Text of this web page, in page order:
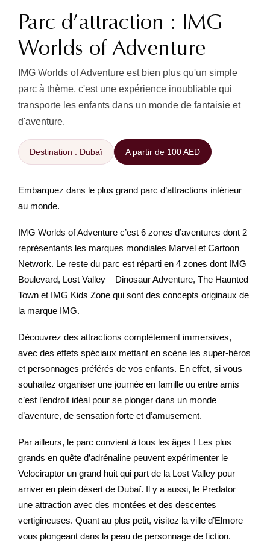
Parc d’attraction : IMG
Worlds of Adventure
IMG Worlds of Adventure est bien plus qu'un simple
parc à thème, c'est une expérience inoubliable qui
transporte les enfants dans un monde de fantaisie et
d'aventure.
Destination : Dubaï A partir de 100 AED
Embarquez dans le plus grand parc d’attractions intérieur
au monde.
IMG Worlds of Adventure c’est 6 zones d’aventures dont 2
représentants les marques mondiales Marvel et Cartoon
Network. Le reste du parc est réparti en 4 zones dont IMG
Boulevard, Lost Valley – Dinosaur Adventure, The Haunted
Town et IMG Kids Zone qui sont des concepts originaux de
la marque IMG.
Découvrez des attractions complètement immersives,
avec des effets spéciaux mettant en scène les super-héros
et personnages préférés de vos enfants. En effet, si vous
souhaitez organiser une journée en famille ou entre amis
c’est l’endroit idéal pour se plonger dans un monde
d’aventure, de sensation forte et d’amusement.
Par ailleurs, le parc convient à tous les âges ! Les plus
grands en quête d’adrénaline peuvent expérimenter le
Velociraptor un grand huit qui part de la Lost Valley pour
arriver en plein désert de Dubaï. Il y a aussi, le Predator
une attraction avec des montées et des descentes
vertigineuses. Quant au plus petit, visitez la ville d’Elmore
vous plongeant dans la peau de personnage de fiction.